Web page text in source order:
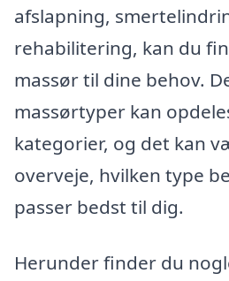
afslapning,
rehabilitering, kan du
massør til dine behov.
massørtyper kan
kategorier, og det kan
overveje, hvilken type
passer bedst til dig.
Herunder finder du